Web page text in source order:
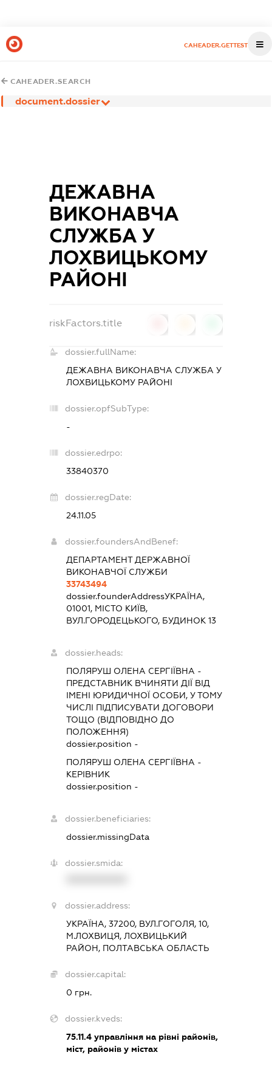
CAHEADER.GETTEST
CAHEADER.SEARCH
document.dossier
ДЕЖАВНА
ВИКОНАВЧА
СЛУЖБА У
ЛОХВИЦЬКОМУ
РАЙОНІ
riskFactors.title
dossier.fullName:
ДЕЖАВНА ВИКОНАВЧА СЛУЖБА У
ЛОХВИЦЬКОМУ РАЙОНІ
dossier.opfSubType:
-
dossier.edrpo:
33840370
dossier.regDate:
24.11.05
dossier.foundersAndBenef:
ДЕПАРТАМЕНТ ДЕРЖАВНОЇ
ВИКОНАВЧОЇ СЛУЖБИ
33743494
dossier.founderAddressУКРАЇНА,
01001, МІСТО КИЇВ,
ВУЛ.ГОРОДЕЦЬКОГО, БУДИНОК 13
dossier.heads:
ПОЛЯРУШ ОЛЕНА СЕРГІЇВНА -
ПРЕДСТАВНИК ВЧИНЯТИ ДІЇ ВІД
ІМЕНІ ЮРИДИЧНОЇ ОСОБИ, У ТОМУ
ЧИСЛІ ПІДПИСУВАТИ ДОГОВОРИ
ТОЩО (ВІДПОВІДНО ДО
ПОЛОЖЕННЯ)
dossier.position -
ПОЛЯРУШ ОЛЕНА СЕРГІЇВНА -
КЕРІВНИК
dossier.position -
dossier.beneficiaries:
dossier.missingData
dossier.smida:
dossier.address:
УКРАЇНА, 37200, ВУЛ.ГОГОЛЯ, 10,
М.ЛОХВИЦЯ, ЛОХВИЦЬКИЙ
РАЙОН, ПОЛТАВСЬКА ОБЛАСТЬ
dossier.capital:
0 грн.
dossier.kveds:
75.11.4управління на рівні районів,
міст, районів у містах